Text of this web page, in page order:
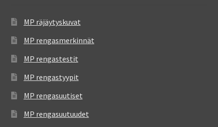
MP räjäytyskuvat
MP rengasmerkinnät
MP rengastestit
MP rengastyypit
MP rengasuutiset
MP rengasuutuudet